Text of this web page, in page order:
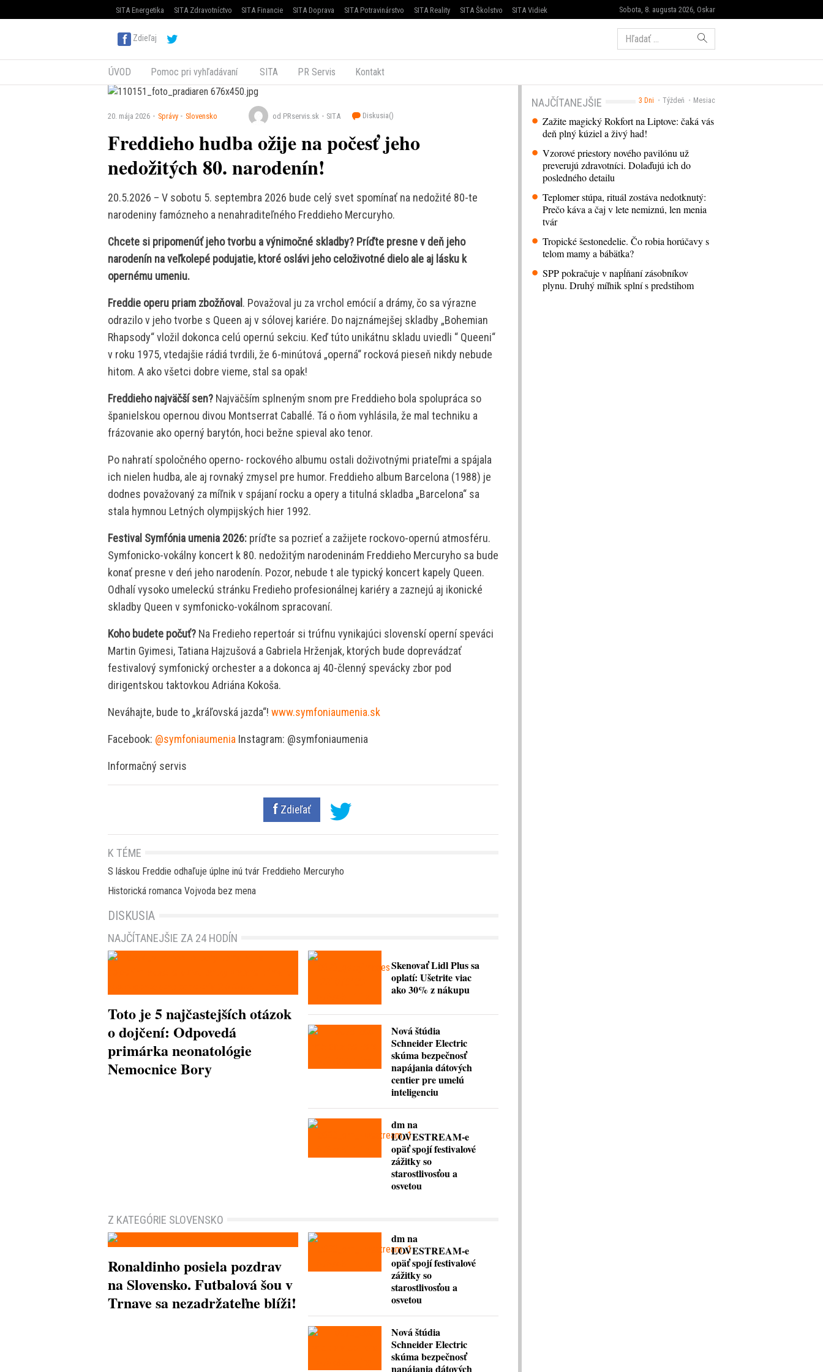
Sobota, 8. augusta 2026, Oskar
SITA Energetika SITA Zdravotníctvo SITA Financie SITA Doprava SITA Potravinárstvo SITA Reality SITA Školstvo SITA Vidiek
Zdieľaj Hľadať:
ÚVOD Pomoc pri vyhľadávaní SITA PR Servis Kontakt
20. mája 2026 Správy Slovensko od PRservis.sk SITA Diskusia()
Freddieho hudba ožije na počesť jeho
nedožitých 80. narodenín!
20.5.2026 – V sobotu 5. septembra 2026 bude celý svet spomínať na nedožité 80-te
narodeniny famózneho a nenahraditeľného Freddieho Mercuryho.
Chcete si pripomenúť jeho tvorbu a výnimočné skladby? Príďte presne v deň jeho
narodenín na veľkolepé podujatie, ktoré oslávi jeho celoživotné dielo ale aj lásku k
opernému umeniu.
Freddie operu priam zbožňoval . Považoval ju za vrchol emócií a drámy, čo sa výrazne
odrazilo v jeho tvorbe s Queen aj v sólovej kariére. Do najznámejšej skladby „Bohemian
Rhapsody“ vložil dokonca celú opernú sekciu. Keď túto unikátnu skladu uviedli “ Queeni“
v roku 1975, vtedajšie rádiá tvrdili, že 6-minútová „operná“ rocková pieseň nikdy nebude
hitom. A ako všetci dobre vieme, stal sa opak!
Freddieho najväčší sen? Najväčším splneným snom pre Freddieho bola spolupráca so
španielskou opernou divou Montserrat Caballé. Tá o ňom vyhlásila, že mal techniku a
frázovanie ako operný barytón, hoci bežne spieval ako tenor.
Po nahratí spoločného operno- rockového albumu ostali doživotnými priateľmi a spájala
ich nielen hudba, ale aj rovnaký zmysel pre humor. Freddieho album Barcelona (1988) je
dodnes považovaný za míľnik v spájaní rocku a opery a titulná skladba „Barcelona“ sa
stala hymnou Letných olympijských hier 1992.
Festival Symfónia umenia 2026: príďte sa pozrieť a zažijete rockovo-opernú atmosféru.
Symfonicko-vokálny koncert k 80. nedožitým narodeninám Freddieho Mercuryho sa bude
konať presne v deń jeho narodenín. Pozor, nebude t ale typický koncert kapely Queen.
Odhalí vysoko umeleckú stránku Fredieho profesionálnej kariéry a zaznejú aj ikonické
skladby Queen v symfonicko-vokálnom spracovaní.
Koho budete počuť? Na Fredieho repertoár si trúfnu vynikajúci slovenskí operní speváci
Martin Gyimesi, Tatiana Hajzušová a Gabriela Hrženjak, ktorých bude doprevádzať
festivalový symfonický orchester a a dokonca aj 40-členný spevácky zbor pod
dirigentskou taktovkou Adriána Kokoša.
Neváhajte, bude to „kráľovská jazda“! www.symfoniaumenia.sk
Facebook: @symfoniaumenia Instagram: @symfoniaumenia
Informačný servis
Zdieľať
3 Dni Týždeň Mesiac
NAJČÍTANEJŠIE
Zažite magický Rokfort na Liptove: čaká vás
deň plný kúziel a živý had!
Vzorové priestory nového pavilónu už
preverujú zdravotníci. Dolaďujú ich do
posledného detailu
Teplomer stúpa, rituál zostáva nedotknutý:
Prečo káva a čaj v lete nemiznú, len menia
tvár
Tropické šestonedelie. Čo robia horúčavy s
telom mamy a bábätka?
SPP pokračuje v napĺňaní zásobníkov
plynu. Druhý míľnik splní s predstihom
K TÉME
S láskou Freddie odhaľuje úplne inú tvár Freddieho Mercuryho
Historická romanca Vojvoda bez mena
DISKUSIA
NAJČÍTANEJŠIE ZA 24 HODÍN
Toto je 5 najčastejších otázok
o dojčení: Odpovedá
primárka neonatológie
Nemocnice Bory
Skenovať Lidl Plus sa
oplatí: Ušetrite viac
ako 30% z nákupu
Nová štúdia
Schneider Electric
skúma bezpečnosť
napájania dátových
centier pre umelú
inteligenciu
dm na
LOVESTREAM-e
opäť spojí festivalové
zážitky so
starostlivosťou a
osvetou
Z KATEGÓRIE SLOVENSKO
Ronaldinho posiela pozdrav
na Slovensko. Futbalová šou v
Trnave sa nezadržateľne blíži!
dm na
LOVESTREAM-e
opäť spojí festivalové
zážitky so
starostlivosťou a
osvetou
Nová štúdia
Schneider Electric
skúma bezpečnosť
napájania dátových